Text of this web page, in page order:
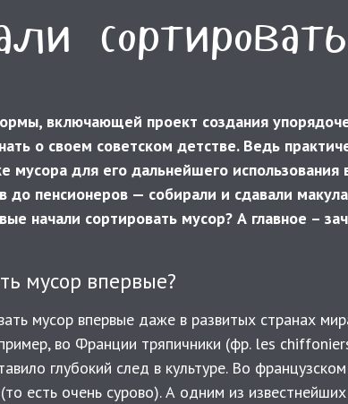
включающей проект создания
о своем советском детстве. Ведь
мусора для его дальнейшего использования
пенсионеров — собирали и сдавали
начали сортировать мусор? А главное –
мусор впервые?
мусор впервые даже в развитых странах
во Франции тряпичники (фр. les
глубокий след в культуре. Во
есть очень сурово). А одним из